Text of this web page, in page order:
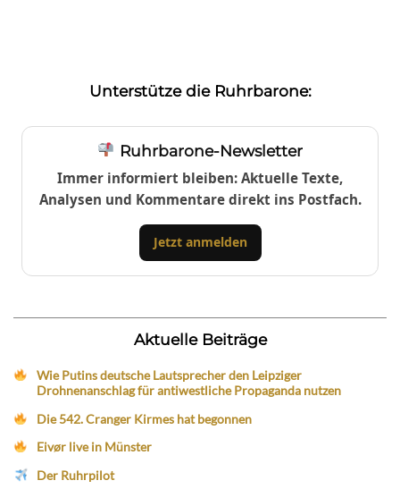
Unterstütze die Ruhrbarone:
Ruhrbarone-Newsletter
Immer informiert bleiben: Aktuelle Texte,
Analysen und Kommentare direkt ins Postfach.
Jetzt anmelden
Aktuelle Beiträge
Wie Putins deutsche Lautsprecher den Leipziger
Drohnenanschlag für antiwestliche Propaganda nutzen
Die 542. Cranger Kirmes hat begonnen
Eivør live in Münster
Der Ruhrpilot